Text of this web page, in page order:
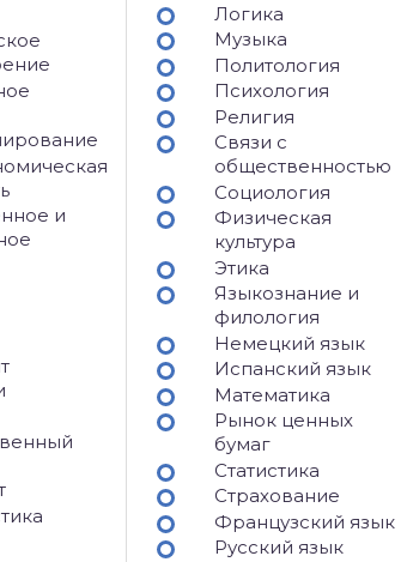
и
Логика
Музыка
Политология
Психология
Религия
Связи с
общественностью
Социология
Физическая
культура
Этика
Языкознание и
филология
Немецкий язык
Испанский язык
Математика
Рынок ценных
бумаг
Статистика
Страхование
Французский язык
Русский язык